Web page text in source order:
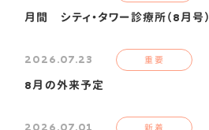
月間 シティ・タワー診療所（8月号）
2026.07.23 重要
8月の外来予定
新着